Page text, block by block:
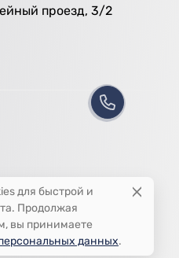
проезд, 3/2
для быстрой и
Продолжая
вы принимаете
данных.